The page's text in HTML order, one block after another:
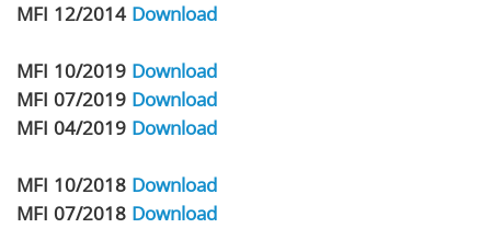
MFI 12/2014 Download
MFI 10/2019 Download
MFI 07/2019 Download
MFI 04/2019 Download
MFI 10/2018 Download
MFI 07/2018 Download